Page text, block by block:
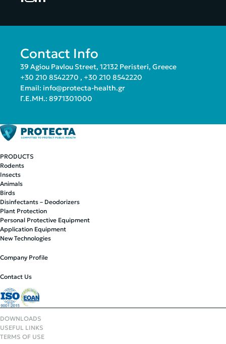
Contact Info
39 Agiou Pavlou Street, 12132 Peristeri, Greece
+30 210 8542270 , +30 210 8542220
Email: info@protecta-health.gr
Γ.Ε.ΜΗ.: 8971301000
PRODUCTS
Rodents
Insects
Animals
Birds
Disinfectants – Deodorizers
Plant Protection
Personal Protective Equipment
Application Equipment
New Technologies
Company Profile
Contact Us
DOWNLOADS
USEFUL LINKS
TERMS OF USE